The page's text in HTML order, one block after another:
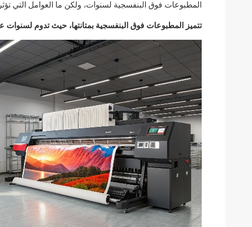
المطبوعات فوق البنفسجية لسنوات، ولكن ما العوامل التي
تتميز المطبوعات فوق البنفسجية بمتانتها، حيث تدوم لسنوات